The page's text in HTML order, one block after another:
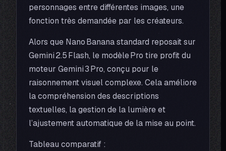
personnages entre différentes images, une
fonction très demandée par les créateurs.
Alors que Nano Banana standard reposait sur
Gemini 2.5 Flash, le modèle Pro tire profit du
moteur Gemini 3 Pro, conçu pour le
raisonnement visuel complexe. Cela améliore
la compréhension des descriptions
textuelles, la gestion de la lumière et
l’ajustement automatique de la mise au point.
Tableau comparatif :